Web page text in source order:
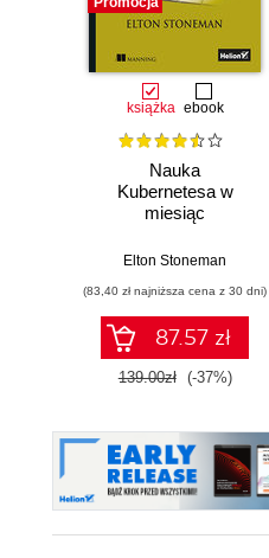
książka ebook
Nauka
Kubernetesa w
miesiąc
Elton Stoneman
(83,40 zł najniższa cena z 30 dni)
87.57 zł
139.00zł (-37%)